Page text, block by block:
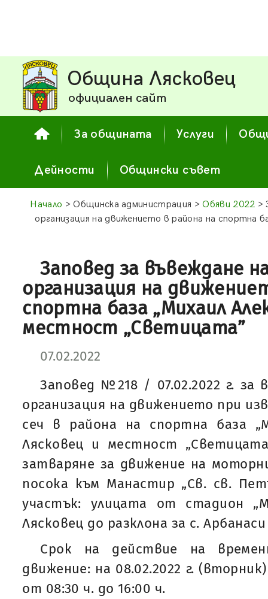
Община Лясковец
официален сайт
За общината Услуги
Дейности Общински съвет
Начало > Общинска администрация >Обяви 2022 >
организация на движението в района на спортна
Заповед за въвеждане
организация на
спортна база „Михаил
местност „Светицата”
07.02.2022
Заповед №218 / 07.02.2022 г. за
организация на движението при
сеч в района на спортна база
Лясковец и местност
затваряне за движение на
посока към Манастир „Св. св.
участък: улицата от стадион
Лясковец до разклона за с.
Срок на действие на
движение: на 08.02.2022 г.
от 08:30 ч. до 16:00 ч.